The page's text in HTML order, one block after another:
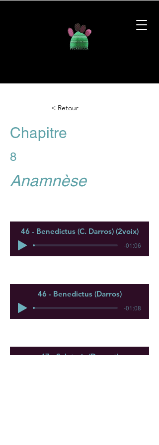
< Retour
Chapitre
8
Anamnèse
46 - Benedictus (C. Darros) (2voix)
-01:06
46 - Benedictus (Darros)
-01:08
47 - Salutaris (Duguet)